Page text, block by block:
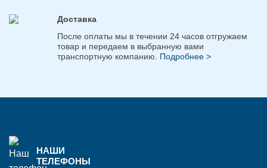
Доставка
После оплаты мы в течении 24 часов отгружаем
товар и передаем в выбранную вами
транспортную компанию. Подробнее >
НАШИ
ТЕЛЕФОНЫ